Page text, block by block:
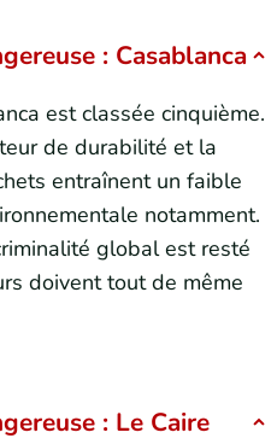
: Casablanca
est classée cinquième.
de durabilité et la
entraînent un faible
notamment.
global est resté
doivent tout de même
: Le Caire